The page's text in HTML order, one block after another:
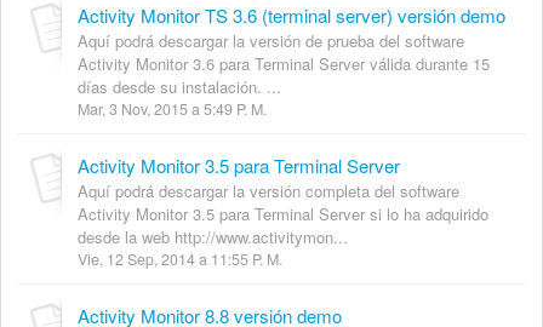
Activity Monitor TS 3.6 (terminal server) versión demo
Aquí podrá descargar la versión de prueba del software
Activity Monitor 3.6 para Terminal Server válida durante 15
días desde su instalación. ...
Mar, 3 Nov, 2015 a 5:49 P. M.
Activity Monitor 3.5 para Terminal Server
Aquí podrá descargar la versión completa del software
Activity Monitor 3.5 para Terminal Server si lo ha adquirido
desde la web http://www.activitymon...
Vie, 12 Sep, 2014 a 11:55 P. M.
Activity Monitor 8.8 versión demo